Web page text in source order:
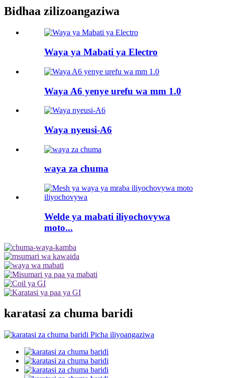
Bidhaa zilizoangaziwa
Waya ya Mabati ya Electro
Waya A6 yenye urefu wa mm 1.0
Waya nyeusi-A6
waya za chuma
Welde ya mabati iliyochovywa
moto...
karatasi za chuma baridi